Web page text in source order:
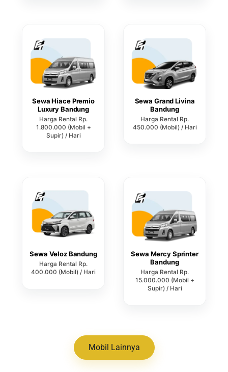
Sewa Hiace Premio
Luxury Bandung
Harga Rental Rp.
1.800.000 (Mobil +
Supir) / Hari
Sewa Grand Livina
Bandung
Harga Rental Rp.
450.000 (Mobil) / Hari
Sewa Veloz Bandung
Harga Rental Rp.
400.000 (Mobil) / Hari
Sewa Mercy Sprinter
Bandung
Harga Rental Rp.
15.000.000 (Mobil +
Supir) / Hari
Mobil Lainnya